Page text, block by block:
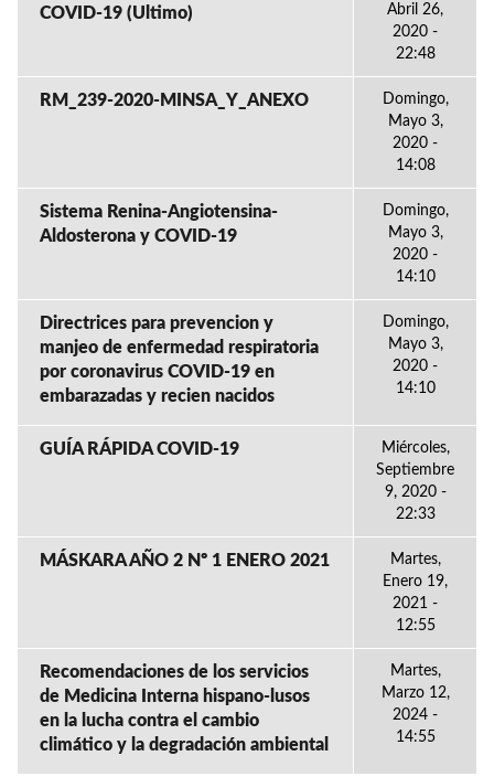
COVID-19 (Ultimo)
Abril 26,
2020 -
22:48
RM_239-2020-MINSA_Y_ANEXO
Domingo,
Mayo 3,
2020 -
14:08
Sistema Renina-Angiotensina-
Aldosterona y COVID-19
Domingo,
Mayo 3,
2020 -
14:10
Directrices para prevencion y
manjeo de enfermedad respiratoria
por coronavirus COVID-19 en
embarazadas y recien nacidos
Domingo,
Mayo 3,
2020 -
14:10
GUÍA RÁPIDA COVID-19
Miércoles,
Septiembre
9, 2020 -
22:33
MÁSKARA AÑO 2 Nº 1 ENERO 2021
Martes,
Enero 19,
2021 -
12:55
Recomendaciones de los servicios
de Medicina Interna hispano-lusos
en la lucha contra el cambio
climático y la degradación ambiental
Martes,
Marzo 12,
2024 -
14:55